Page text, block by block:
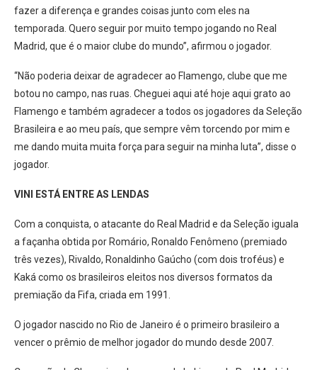
fazer a diferença e grandes coisas junto com eles na
temporada. Quero seguir por muito tempo jogando no Real
Madrid, que é o maior clube do mundo”, afirmou o jogador.
“Não poderia deixar de agradecer ao Flamengo, clube que me
botou no campo, nas ruas. Cheguei aqui até hoje aqui grato ao
Flamengo e também agradecer a todos os jogadores da Seleção
Brasileira e ao meu país, que sempre vêm torcendo por mim e
me dando muita muita força para seguir na minha luta”, disse o
jogador.
VINI ESTÁ ENTRE AS LENDAS
Com a conquista, o atacante do Real Madrid e da Seleção iguala
a façanha obtida por Romário, Ronaldo Fenômeno (premiado
três vezes), Rivaldo, Ronaldinho Gaúcho (com dois troféus) e
Kaká como os brasileiros eleitos nos diversos formatos da
premiação da Fifa, criada em 1991.
O jogador nascido no Rio de Janeiro é o primeiro brasileiro a
vencer o prêmio de melhor jogador do mundo desde 2007.